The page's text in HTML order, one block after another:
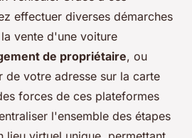
effectuer diverses démarches
vente d'une voiture
de propriétaire, ou
de votre adresse sur la carte
forces de ces plateformes
l'ensemble des étapes